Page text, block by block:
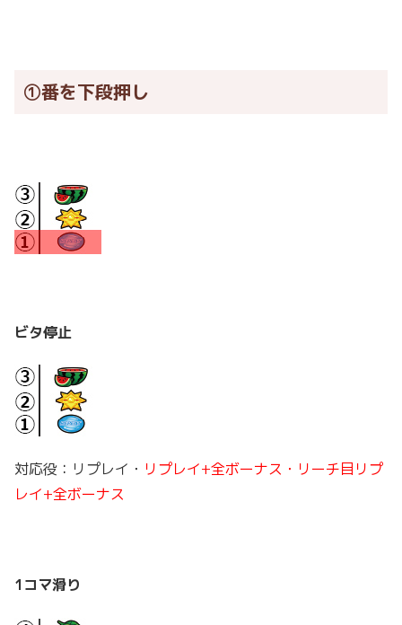
①番を下段押し
ビタ停止
対応役：リプレイ・ リプレイ+全ボーナス・リーチ目リプ
レイ+全ボーナス
1コマ滑り